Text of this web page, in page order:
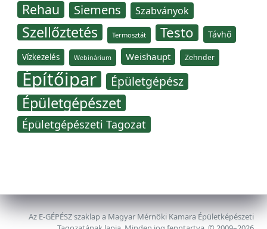
Rehau Siemens Szabványok
Szellőztetés Termosztát Testo Távhő
Vízkezelés Webinárium Weishaupt Zehnder
Építőipar Épületgépész
Épületgépészet
Épületgépészeti Tagozat
Az E-GÉPÉSZ szaklap a Magyar Mérnöki Kamara Épületképészeti